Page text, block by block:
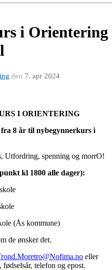
i Orientering
den 7. apr 2024
I ORIENTERING
8 år til nybegynnerkurs i
Utfordring, spenning og morrO!
kl 1800 alle dager):
(Ås kommune)
de ønsker det.
eller
telefon og epost.